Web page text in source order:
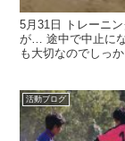
5月31日 トレーニ
が… 途中で中止に
も大切なのでしっ
活動ブログ